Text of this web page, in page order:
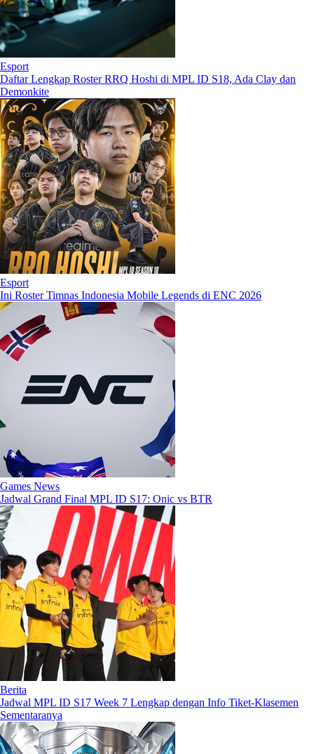
Esport
Daftar Lengkap Roster RRQ Hoshi di MPL ID S18, Ada Clay dan
Demonkite
Esport
Ini Roster Timnas Indonesia Mobile Legends di ENC 2026
Games News
Jadwal Grand Final MPL ID S17: Onic vs BTR
Berita
Jadwal MPL ID S17 Week 7 Lengkap dengan Info Tiket-Klasemen
Sementaranya